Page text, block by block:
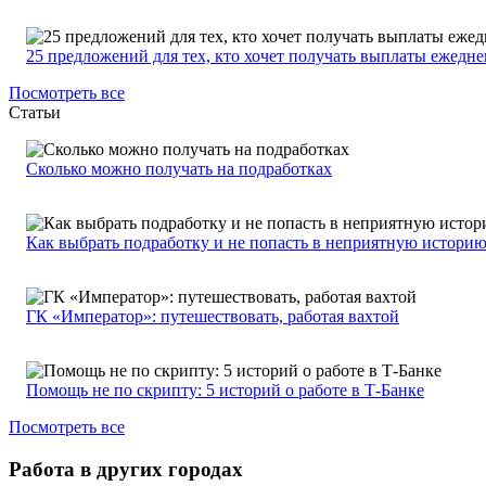
25 предложений для тех, кто хочет получать выплаты
Посмотреть все
Статьи
Сколько можно получать на подработках
Как выбрать подработку и не попасть в неприятную историю
ГК «Император»: путешествовать, работая вахтой
Помощь не по скрипту: 5 историй о работе в Т-Банке
Посмотреть все
Работа в других городах